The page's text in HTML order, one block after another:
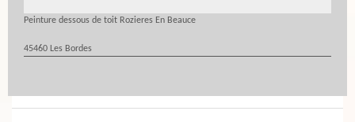
Peinture dessous de toit Rozieres En Beauce
45460 Les Bordes